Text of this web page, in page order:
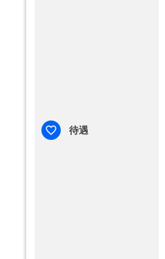
待遇